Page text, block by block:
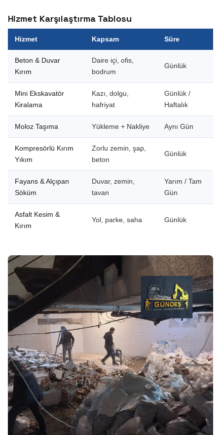
Hizmet Karşılaştırma Tablosu
Hizmet Kapsam Süre
Beton & Duvar
Kırım
Daire içi, ofis,
bodrum
Günlük
Mini Ekskavatör
Kiralama
Kazı, dolgu,
hafriyat
Günlük /
Haftalık
Moloz Taşıma Yükleme + Nakliye Aynı Gün
Kompresörlü Kırım
Yıkım
Zorlu zemin, şap,
beton
Günlük
Fayans & Alçıpan
Söküm
Duvar, zemin,
tavan
Yarım / Tam
Gün
Asfalt Kesim &
Kırım
Yol, parke, saha Günlük